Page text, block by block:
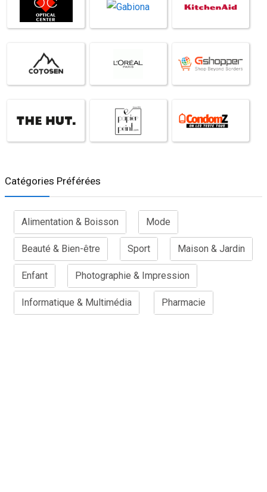
Catégories Préférées
Alimentation & Boisson Mode
Beauté & Bien-être Sport Maison & Jardin
Enfant Photographie & Impression
Informatique & Multimédia Pharmacie